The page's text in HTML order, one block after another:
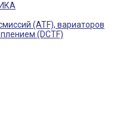
(ATF), вариаторов
(DCTF)